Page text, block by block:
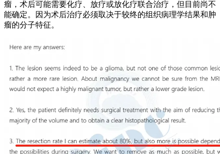
瘤，术后可能需要化疗、放疗或放化疗联合治疗，但目前尚不
能确定。因为术后治疗必须取决于较终的组织病理学结果和肿
瘤的分子特征。